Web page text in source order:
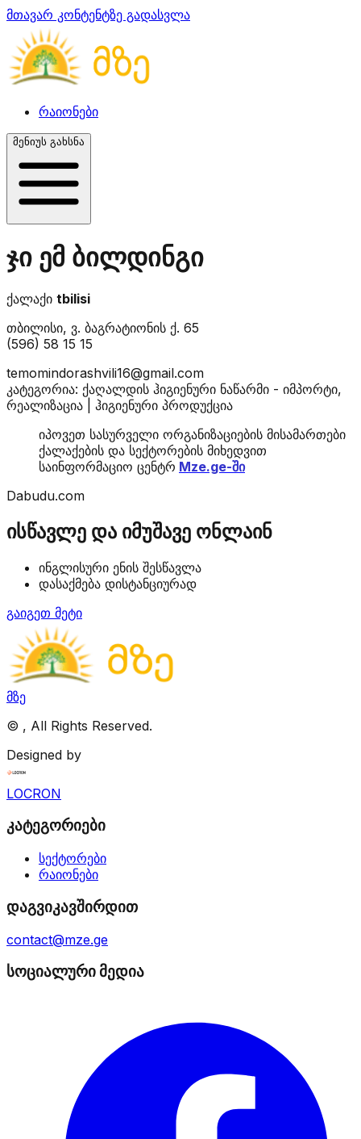
მთავარ კონტენტზე გადასვლა
რაიონები
მენიუს გახსნა
ჯი ემ ბილდინგი
ქალაქი tbilisi
თბილისი, ვ. ბაგრატიონის ქ. 65
(596) 58 15 15
temomindorashvili16@gmail.com
კატეგორია: ქაღალდის ჰიგიენური ნაწარმი - იმპორტი,
რეალიზაცია | ჰიგიენური პროდუქცია
იპოვეთ სასურველი ორგანიზაციების მისამართები
ქალაქების და სექტორების მიხედვით
საინფორმაციო ცენტრ Mze.ge-ში
Dabudu.com
ისწავლე და იმუშავე ონლაინ
ინგლისური ენის შესწავლა
დასაქმება დისტანციურად
გაიგეთ მეტი
მზე
© , All Rights Reserved.
Designed by
LOCRON
კატეგორიები
სექტორები
რაიონები
დაგვიკავშირდით
contact@mze.ge
სოციალური მედია